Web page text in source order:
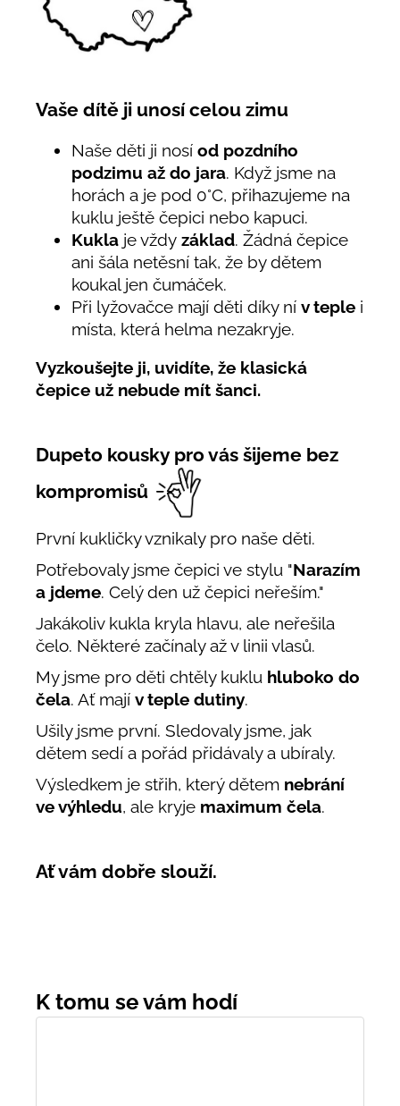
Vaše dítě ji unosí celou zimu
Naše děti ji nosí od pozdního
podzimu až do jara. Když jsme na
horách a je pod 0°C, přihazujeme na
kuklu ještě čepici nebo kapuci.
Kukla je vždy základ. Žádná čepice
ani šála netěsní tak, že by dětem
koukal jen čumáček.
Při lyžovačce mají děti díky ní v teple i
místa, která helma nezakryje.
Vyzkoušejte ji, uvidíte, že klasická
čepice už nebude mít šanci.
Dupeto kousky pro vás šijeme bez
kompromisů
První kukličky vznikaly pro naše děti.
Potřebovaly jsme čepici ve stylu "Narazím
a jdeme. Celý den už čepici neřeším."
Jakákoliv kukla kryla hlavu, ale neřešila
čelo. Některé začínaly až v linii vlasů.
My jsme pro děti chtěly kuklu hluboko do
čela. Ať mají v teple dutiny.
Ušily jsme první. Sledovaly jsme, jak
dětem sedí a pořád přidávaly a ubíraly.
Výsledkem je střih, který dětem nebrání
ve výhledu, ale kryje maximum čela.
Ať vám dobře slouží.